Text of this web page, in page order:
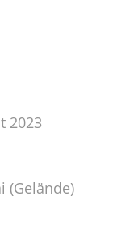
2023
(Gelände)